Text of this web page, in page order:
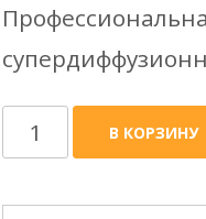
Количество
товара
ИЗОСПАН
В КОРЗИНУ